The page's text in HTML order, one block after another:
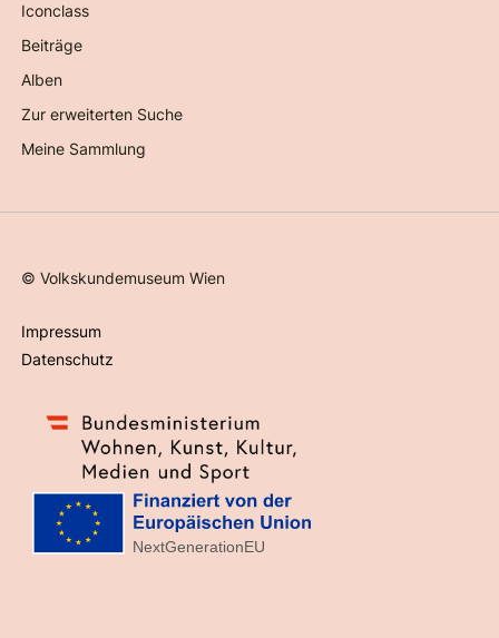
Iconclass
Beiträge
Alben
Zur erweiterten Suche
Meine Sammlung
©Volkskundemuseum Wien
Impressum
Datenschutz